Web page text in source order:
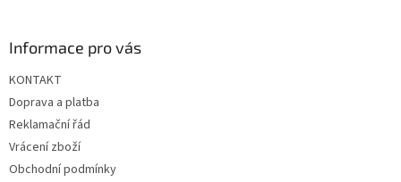
Informace pro vás
KONTAKT
Doprava a platba
Reklamační řád
Vrácení zboží
Obchodní podmínky